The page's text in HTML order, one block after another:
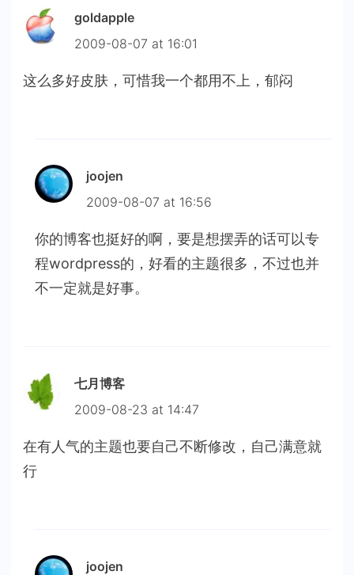
goldapple
2009-08-07 at 16:01
这么多好皮肤，可惜我一个都用不上，郁闷
joojen
2009-08-07 at 16:56
你的博客也挺好的啊，要是想摆弄的话可以专
程wordpress的，好看的主题很多，不过也并
不一定就是好事。
七月博客
2009-08-23 at 14:47
在有人气的主题也要自己不断修改，自己满意就
行
joojen